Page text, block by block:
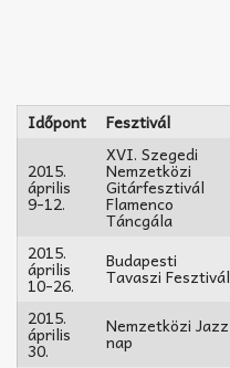
Időpont Fesztivál
2015.
április
9-12.
XVI. Szegedi
Nemzetközi
Gitárfesztivál
Flamenco
Táncgála
2015.
április
10-26.
Budapesti
Tavaszi Fesztivál
2015.
április
30.
Nemzetközi Jazz
nap